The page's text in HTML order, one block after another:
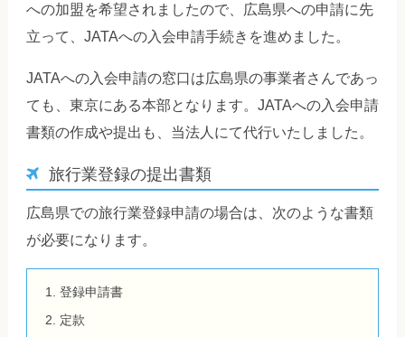
への加盟を希望されましたので、広島県への申請に先
立って、JATAへの入会申請手続きを進めました。
JATAへの入会申請の窓口は広島県の事業者さんであっ
ても、東京にある本部となります。JATAへの入会申請
書類の作成や提出も、当法人にて代行いたしました。
旅行業登録の提出書類
広島県での旅行業登録申請の場合は、次のような書類
が必要になります。
登録申請書
定款